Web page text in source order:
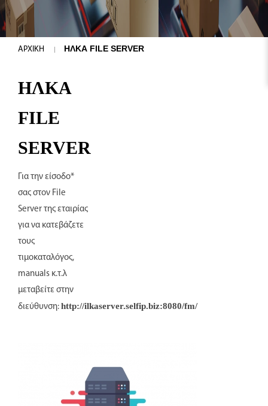
ΑΡΧΙΚΗ ΗΛΚΑ FILE SERVER
ΗΛΚΑ
FILE
SERVER
Για την είσοδο*
σας στον File
Server της εταιρίας
για να κατεβάζετε
τους
τιμοκαταλόγος,
manuals κ.τ.λ
μεταβείτε στην
διεύθυνση: http://ilkaserver.selfip.biz:8080/fm/